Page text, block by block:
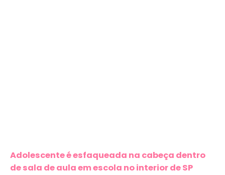
Adolescente é esfaqueada na cabeça dentro
de sala de aula em escola no interior de SP